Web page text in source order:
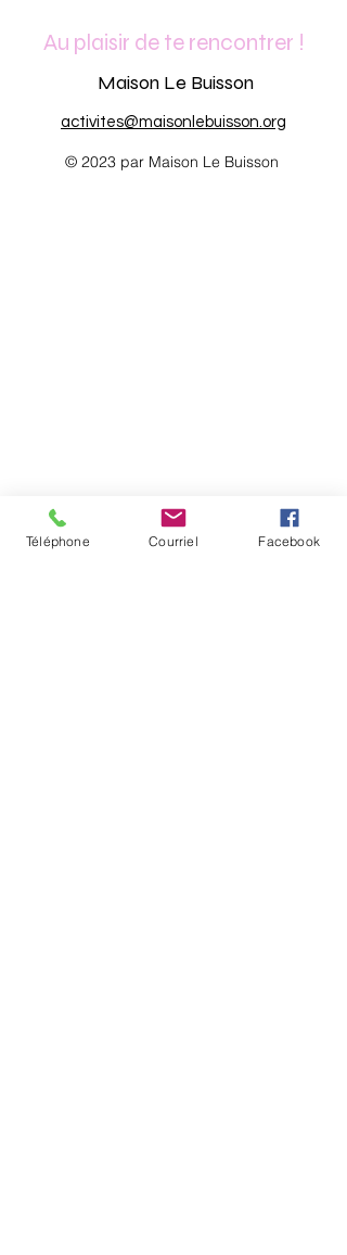
Au plaisir de te rencontrer !
Maison Le Buisson
activites@maisonlebuisson.org
© 2023 par Maison Le Buisson
Téléphone Courriel Facebook